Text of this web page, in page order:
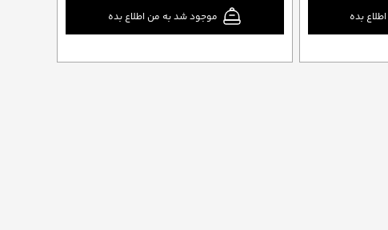
بده موجود شد به من اطلاع بده